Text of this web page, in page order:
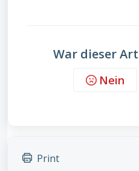
War dieser
Nein
Print